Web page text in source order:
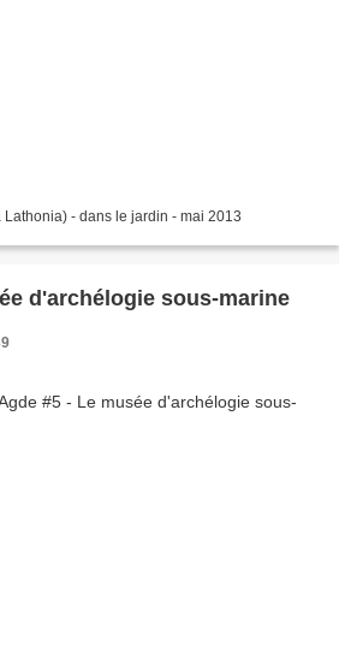
- dans le jardin - mai 2013
d'archélogie sous-marine